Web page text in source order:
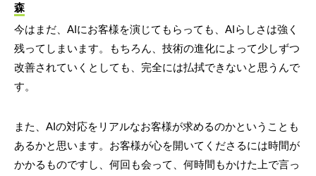
森
今はまだ、AIにお客様を演じてもらっても、AIらしさは強く
残ってしまいます。もちろん、技術の進化によって少しずつ
改善されていくとしても、完全には払拭できないと思うんで
す。
また、AIの対応をリアルなお客様が求めるのかということも
あるかと思います。お客様が心を開いてくださるには時間が
かかるものですし、何回も会って、何時間もかけた上で言っ